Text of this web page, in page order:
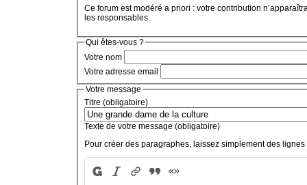
Ce forum est modéré a priori : votre contribution
les responsables.
Qui êtes-vous ?
Votre nom
Votre adresse email
Votre message
Titre (obligatoire)
Texte de votre message (obligatoire)
Pour créer des paragraphes, laissez simplement des lignes